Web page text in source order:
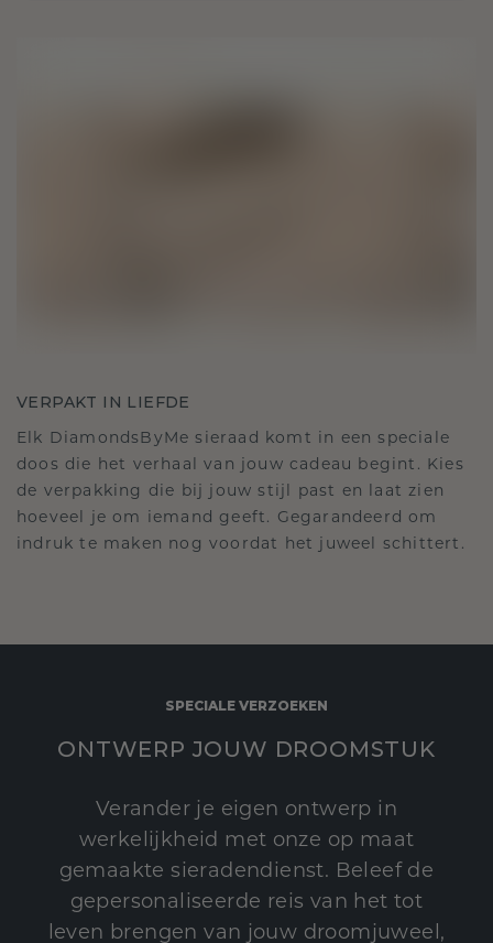
VERPAKT IN LIEFDE
Elk DiamondsByMe sieraad komt in een speciale
doos die het verhaal van jouw cadeau begint. Kies
de verpakking die bij jouw stijl past en laat zien
hoeveel je om iemand geeft. Gegarandeerd om
indruk te maken nog voordat het juweel schittert.
SPECIALE VERZOEKEN
ONTWERP JOUW DROOMSTUK
Verander je eigen ontwerp in
werkelijkheid met onze op maat
gemaakte sieradendienst. Beleef de
gepersonaliseerde reis van het tot
leven brengen van jouw droomjuweel,